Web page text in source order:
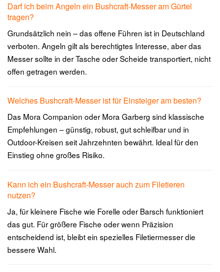
Darf ich beim Angeln ein Bushcraft-Messer am Gürtel
tragen?
Grundsätzlich nein – das offene Führen ist in Deutschland
verboten. Angeln gilt als berechtigtes Interesse, aber das
Messer sollte in der Tasche oder Scheide transportiert, nicht
offen getragen werden.
Welches Bushcraft-Messer ist für Einsteiger am besten?
Das Mora Companion oder Mora Garberg sind klassische
Empfehlungen – günstig, robust, gut schleifbar und in
Outdoor-Kreisen seit Jahrzehnten bewährt. Ideal für den
Einstieg ohne großes Risiko.
Kann ich ein Bushcraft-Messer auch zum Filetieren
nutzen?
Ja, für kleinere Fische wie Forelle oder Barsch funktioniert
das gut. Für größere Fische oder wenn Präzision
entscheidend ist, bleibt ein spezielles Filetiermesser die
bessere Wahl.